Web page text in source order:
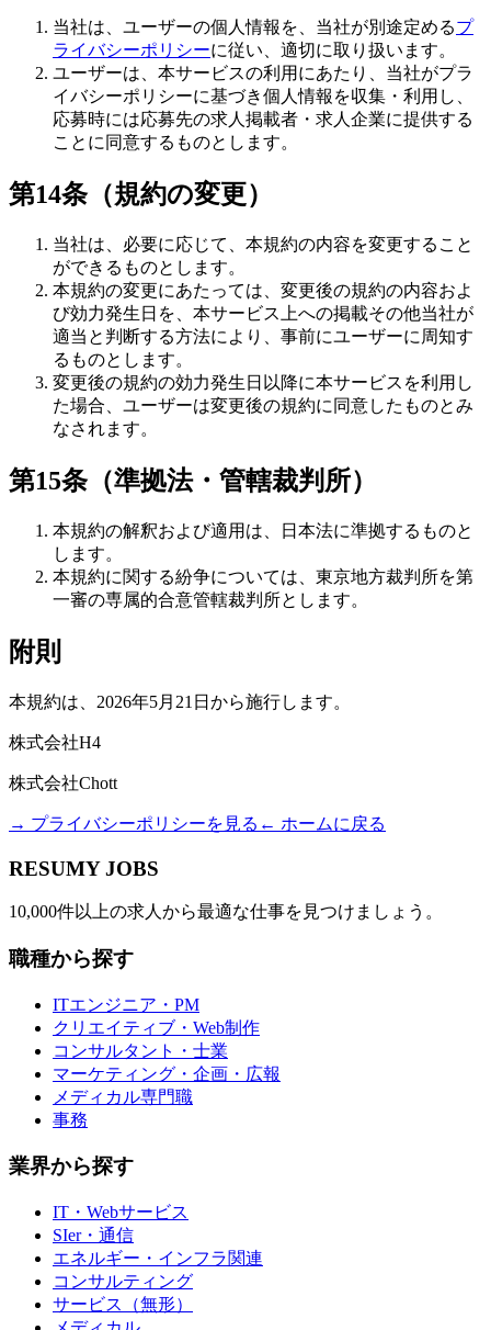
当社は、ユーザーの個人情報を、当社が別途定めるプ
ライバシーポリシーに従い、適切に取り扱います。
ユーザーは、本サービスの利用にあたり、当社がプラ
イバシーポリシーに基づき個人情報を収集・利用し、
応募時には応募先の求人掲載者・求人企業に提供する
ことに同意するものとします。
第14条（規約の変更）
当社は、必要に応じて、本規約の内容を変更すること
ができるものとします。
本規約の変更にあたっては、変更後の規約の内容およ
び効力発生日を、本サービス上への掲載その他当社が
適当と判断する方法により、事前にユーザーに周知す
るものとします。
変更後の規約の効力発生日以降に本サービスを利用し
た場合、ユーザーは変更後の規約に同意したものとみ
なされます。
第15条（準拠法・管轄裁判所）
本規約の解釈および適用は、日本法に準拠するものと
します。
本規約に関する紛争については、東京地方裁判所を第
一審の専属的合意管轄裁判所とします。
附則
本規約は、 2026年5月21日 から施行します。
株式会社H4
株式会社Chott
→ プライバシーポリシーを見る ← ホームに戻る
RESUMY JOBS
10,000件以上の求人から最適な仕事を見つけましょう。
職種から探す
ITエンジニア・PM
クリエイティブ・Web制作
コンサルタント・士業
マーケティング・企画・広報
メディカル専門職
事務
業界から探す
IT・Webサービス
SIer・通信
エネルギー・インフラ関連
コンサルティング
サービス（無形）